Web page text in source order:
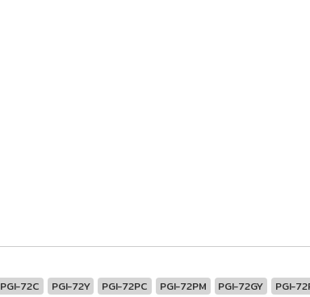
PGI-72C PGI-72Y PGI-72PC PGI-72PM PGI-72GY PGI-